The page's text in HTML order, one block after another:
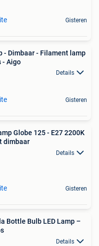
Gisteren
- Dimbaar - Filament lamp
- Aigo
Details
Gisteren
Globe 125 - E27 2200K
dimbaar
Details
Gisteren
Bottle Bulb LED Lamp –
Details